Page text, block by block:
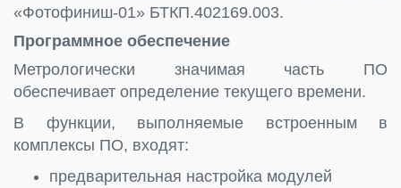
«Фотофиниш-01» БТКП.402169.003.
Программное обеспечение
Метрологически значимая часть ПО
обеспечивает определение текущего времени.
В функции, выполняемые встроенным в
комплексы ПО, входят:
предварительная настройка модулей